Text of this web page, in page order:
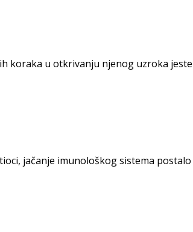
u otkrivanju njenog uzroka jeste
jačanje imunološkog sistema postalo